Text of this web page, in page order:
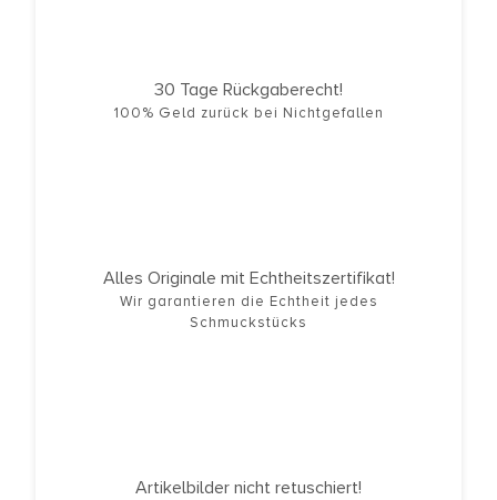
30 Tage Rückgaberecht!
100% Geld zurück bei Nichtgefallen
Alles Originale mit Echtheitszertifikat!
Wir garantieren die Echtheit jedes
Schmuckstücks
Artikelbilder nicht retuschiert!